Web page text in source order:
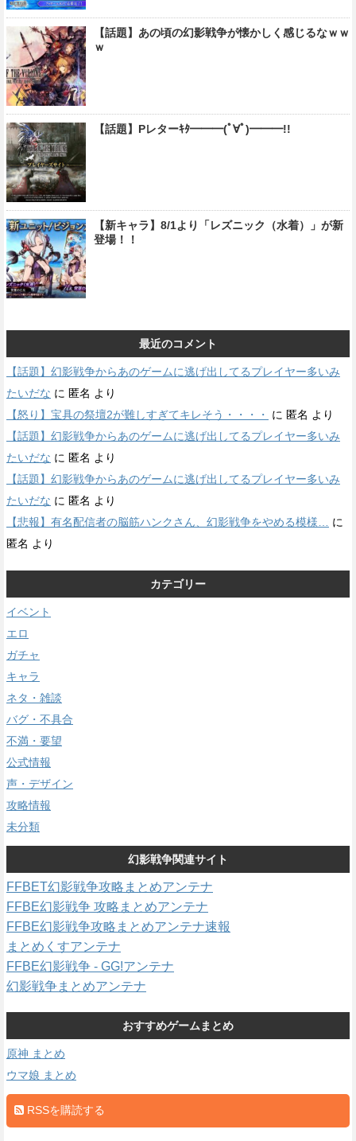
【話題】あの頃の幻影戦争が懐かしく感じるなｗｗ
ｗ
【話題】Pレターｷﾀ━━━(ﾟ∀ﾟ)━━━!!
【新キャラ】8/1より「レズニック（水着）」が新
登場！！
最近のコメント
【話題】幻影戦争からあのゲームに逃げ出してるプレイヤー多いみ
たいだな に 匿名 より
【怒り】宝具の祭壇2が難しすぎてキレそう・・・・
に 匿名 より
【話題】幻影戦争からあのゲームに逃げ出してるプレイヤー多いみ
たいだな に 匿名 より
【話題】幻影戦争からあのゲームに逃げ出してるプレイヤー多いみ
たいだな に 匿名 より
【悲報】有名配信者の脳筋ハンクさん、幻影戦争をやめる模様…
に
匿名 より
カテゴリー
イベント
エロ
ガチャ
キャラ
ネタ・雑談
バグ・不具合
不満・要望
公式情報
声・デザイン
攻略情報
未分類
幻影戦争関連サイト
FFBET幻影戦争攻略まとめアンテナ
FFBE幻影戦争 攻略まとめアンテナ
FFBE幻影戦争攻略まとめアンテナ速報
まとめくすアンテナ
FFBE幻影戦争 - GG!アンテナ
幻影戦争まとめアンテナ
おすすめゲームまとめ
原神 まとめ
ウマ娘 まとめ
RSSを購読する